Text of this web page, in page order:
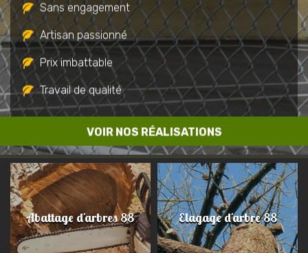
VOIR NOS RÉALISATIONS
Sans engagement
Artisan passionné
Prix imbattable
Travail de qualité
Abattage d'arbres 88 Elagage d'arbre 88